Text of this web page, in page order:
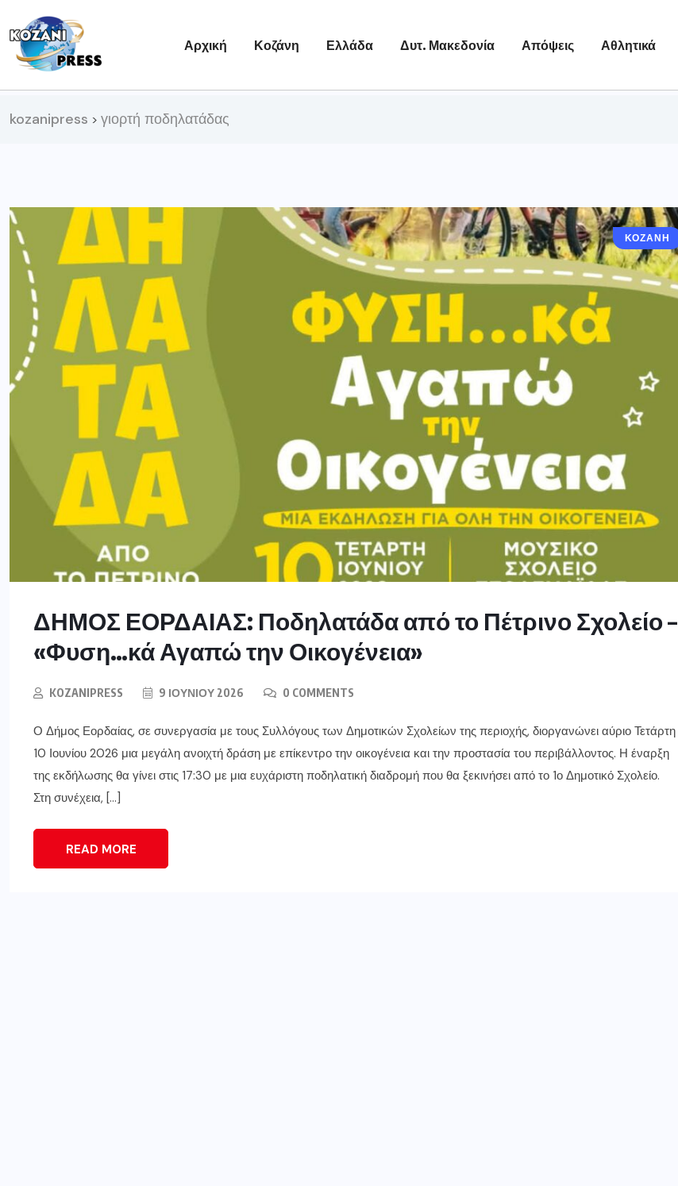
Αρχική Κοζάνη Ελλάδα Δυτ. Μακεδονία Απόψεις Αθλητικά
kozanipress > γιορτή ποδηλατάδας
ΚΟΖΆΝΗ
ΔΗΜΟΣ ΕΟΡΔΑΙΑΣ: Ποδηλατάδα από το Πέτρινο Σχολείο –
«Φυση…κά Αγαπώ την Οικογένεια»
KOZANIPRESS 9 ΙΟΥΝΊΟΥ 2026 0 COMMENTS
Ο Δήμος Εορδαίας, σε συνεργασία με τους Συλλόγους των Δημοτικών Σχολείων της περιοχής, διοργανώνει αύριο Τετάρτη
10 Ιουνίου 2026 μια μεγάλη ανοιχτή δράση με επίκεντρο την οικογένεια και την προστασία του περιβάλλοντος. Η έναρξη
της εκδήλωσης θα γίνει στις 17:30 με μια ευχάριστη ποδηλατική διαδρομή που θα ξεκινήσει από το 1ο Δημοτικό Σχολείο.
Στη συνέχεια, […]
READ MORE